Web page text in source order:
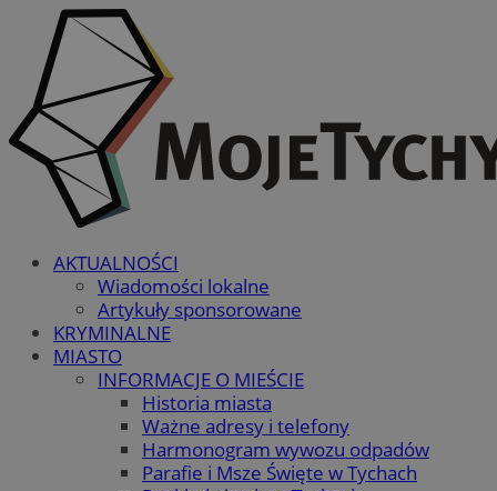
AKTUALNOŚCI
Wiadomości lokalne
Artykuły sponsorowane
KRYMINALNE
MIASTO
INFORMACJE O MIEŚCIE
Historia miasta
Ważne adresy i telefony
Harmonogram wywozu odpadów
Parafie i Msze Święte w Tychach